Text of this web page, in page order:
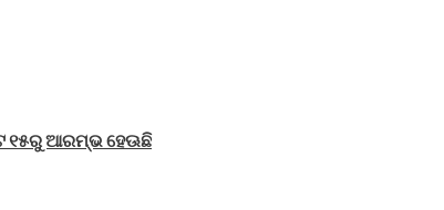
୧୫ରୁ ଆରମ୍ଭ ହେଊଛି